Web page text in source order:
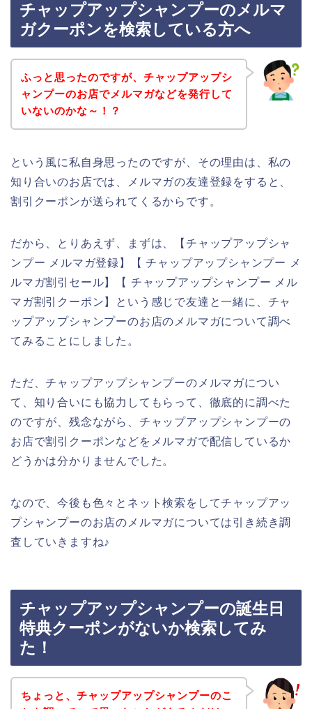
チャップアップシャンプーのメルマ
ガクーポンを検索している方へ
ふっと思ったのですが、チャップアップシ
ャンプーのお店でメルマガなどを発行して
いないのかな～！？
という風に私自身思ったのですが、その理由は、私の
知り合いのお店では、メルマガの友達登録をすると、
割引クーポンが送られてくるからです。
だから、とりあえず、まずは、【チャップアップシャ
ンプー メルマガ登録】【 チャップアップシャンプー メ
ルマガ割引セール】【 チャップアップシャンプー メル
マガ割引クーポン】という感じで友達と一緒に、チャ
ップアップシャンプーのお店のメルマガについて調べ
てみることにしました。
ただ、チャップアップシャンプーのメルマガについ
て、知り合いにも協力してもらって、徹底的に調べた
のですが、残念ながら、チャップアップシャンプーの
お店で割引クーポンなどをメルマガで配信しているか
どうかは分かりませんでした。
なので、今後も色々とネット検索をしてチャップアッ
プシャンプーのお店のメルマガについては引き続き調
査していきますね♪
チャップアップシャンプーの誕生日
特典クーポンがないか検索してみ
た！
ちょっと、チャップアップシャンプーのこ